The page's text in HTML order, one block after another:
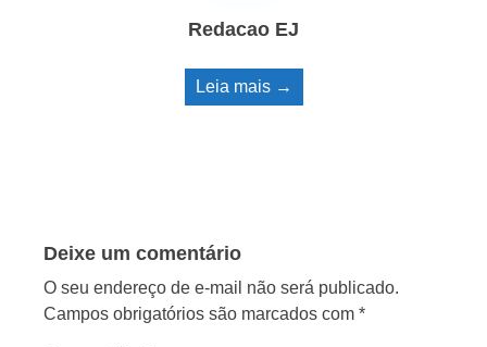
Redacao EJ
Leia mais →
Deixe um comentário
O seu endereço de e-mail não será publicado.
Campos obrigatórios são marcados com *